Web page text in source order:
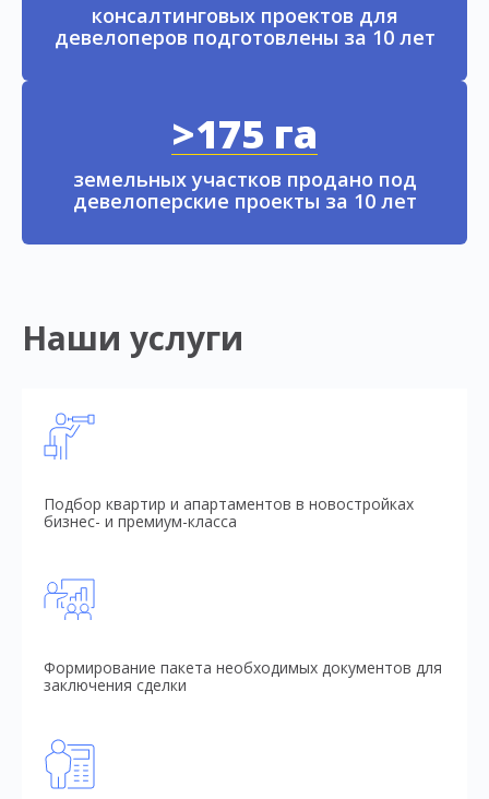
консалтинговых проектов для
девелоперов подготовлены за 10 лет
>175 га
земельных участков продано под
девелоперские проекты за 10 лет
Наши услуги
Подбор квартир и апартаментов в новостройках
бизнес- и премиум-класса
Формирование пакета необходимых документов для
заключения сделки